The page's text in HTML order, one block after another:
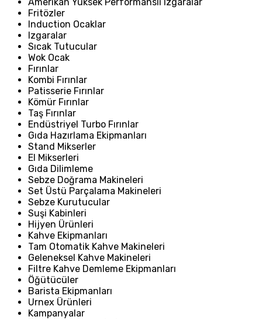
Fritözler
Induction Ocaklar
Izgaralar
Sıcak Tutucular
Wok Ocak
Fırınlar
Kombi Fırınlar
Patisserie Fırınlar
Kömür Fırınlar
Taş Fırınlar
Endüstriyel Turbo Fırınlar
Gıda Hazırlama Ekipmanları
Stand Mikserler
El Mikserleri
Gıda Dilimleme
Sebze Doğrama Makineleri
Set Üstü Parçalama Makineleri
Sebze Kurutucular
Suşi Kabinleri
Hijyen Ürünleri
Kahve Ekipmanları
Tam Otomatik Kahve Makineleri
Geleneksel Kahve Makineleri
Filtre Kahve Demleme Ekipmanları
Öğütücüler
Barista Ekipmanları
Urnex Ürünleri
Kampanyalar